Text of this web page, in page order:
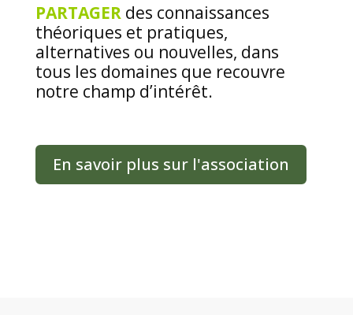
PARTAGERdes connaissances
théoriques et pratiques,
alternatives ou nouvelles, dans
tous les domaines que recouvre
notre champ d’intérêt.
En savoir plus sur l'association